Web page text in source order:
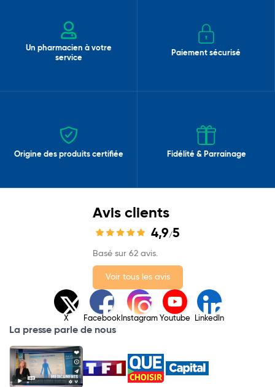
Un pharmacien à votre
service
Paiement sécurisé
Origine des produits certifiée Fidélité & Parrainage
Avis clients
4,9/5
Basé sur 62 avis.
Voir tous les avis
X Facebook Instagram Youtube LinkedIn
La presse parle de nous